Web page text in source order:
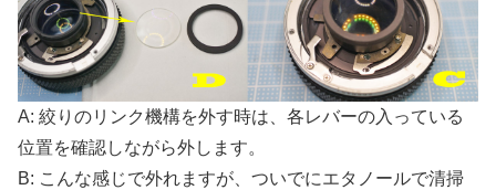
A: 絞りのリンク機構を外す時は、各レバーの入っている
位置を確認しながら外します。
B: こんな感じで外れますが、ついでにエタノールで清掃